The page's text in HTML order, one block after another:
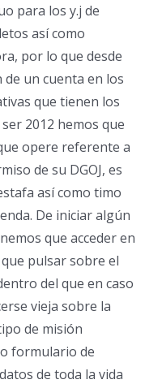
para los y.j de
así­ como
por lo que desde
un cuenta en los
que tienen los
2012 hemos que
opere referente a
de su DGOJ, es
así­ como timo
De iniciar algún
que acceder en
pulsar sobre el
del que en caso
vieja sobre la
de misión
formulario de
de toda la vida